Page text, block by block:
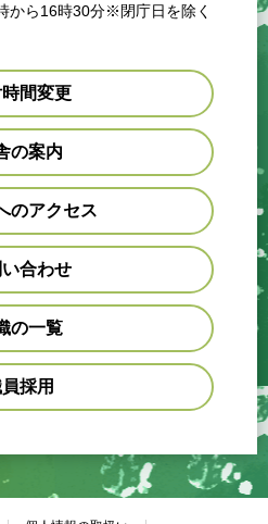
から16時30分※閉庁日を除く
間変更
の案内
のアクセス
合わせ
の一覧
採用